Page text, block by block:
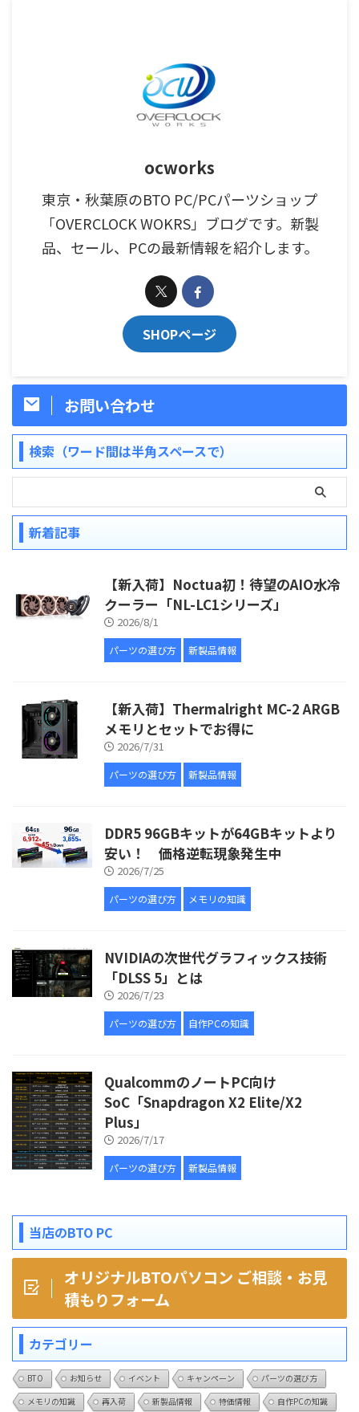
ocworks
東京・秋葉原のBTO PC/PCパーツショップ
「OVERCLOCK WOKRS」ブログです。新製
品、セール、PCの最新情報を紹介します。
SHOPページ
お問い合わせ
検索（ワード間は半角スペースで）
新着記事
【新入荷】Noctua初！待望のAIO水冷
クーラー「NL-LC1シリーズ」
2026/8/1
パーツの選び方 新製品情報
【新入荷】Thermalright MC-2 ARGB
メモリとセットでお得に
2026/7/31
パーツの選び方 新製品情報
DDR5 96GBキットが64GBキットより
安い！ 価格逆転現象発生中
2026/7/25
パーツの選び方 メモリの知識
NVIDIAの次世代グラフィックス技術
「DLSS 5」とは
2026/7/23
パーツの選び方 自作PCの知識
QualcommのノートPC向け
SoC「Snapdragon X2 Elite/X2
Plus」
2026/7/17
パーツの選び方 新製品情報
当店のBTO PC
オリジナルBTOパソコン ご相談・お見
積もりフォーム
カテゴリー
BTO お知らせ イベント キャンペーン
パーツの選び方
メモリの知識
再入荷 新製品情報 特価情報
自作PCの知識